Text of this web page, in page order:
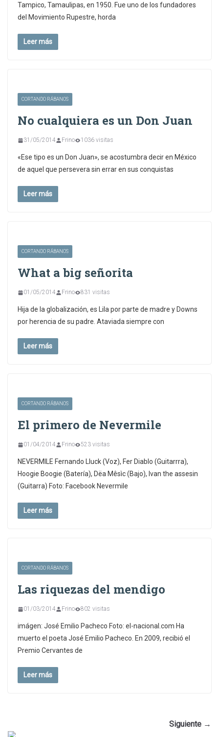
Tampico, Tamaulipas, en 1950. Fue uno de los fundadores
del Movimiento Rupestre, horda
Leer más
CORTANDO RÁBANOS
No cualquiera es un Don Juan
31/05/2014 Frino 1036 visitas
«Ese tipo es un Don Juan», se acostumbra decir en México
de aquel que persevera sin errar en sus conquistas
Leer más
CORTANDO RÁBANOS
What a big señorita
01/05/2014 Frino 831 visitas
Hija de la globalización, es Lila por parte de madre y Downs
por herencia de su padre. Ataviada siempre con
Leer más
CORTANDO RÁBANOS
El primero de Nevermile
01/04/2014 Frino 523 visitas
NEVERMILE Fernando Lluck (Voz), Fer Diablo (Guitarrra),
Hoogie Boogie (Batería), Dëa Mêsìc (Bajo), Ivan the assesin
(Guitarra) Foto: Facebook Nevermile
Leer más
CORTANDO RÁBANOS
Las riquezas del mendigo
01/03/2014 Frino 802 visitas
imágen: José Emilio Pacheco Foto: el-nacional.com Ha
muerto el poeta José Emilio Pacheco. En 2009, recibió el
Premio Cervantes de
Leer más
Siguiente →